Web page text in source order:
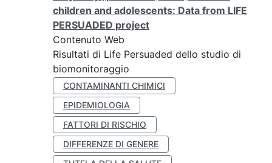
children and adolescents: Data from LIFE
PERSUADED project
Contenuto Web
Risultati di Life Persuaded dello studio di
biomonitoraggio
CONTAMINANTI CHIMICI
EPIDEMIOLOGIA
FATTORI DI RISCHIO
DIFFERENZE DI GENERE